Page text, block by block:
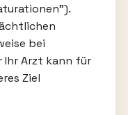
bei
Ihr Arzt kann für
Ziel